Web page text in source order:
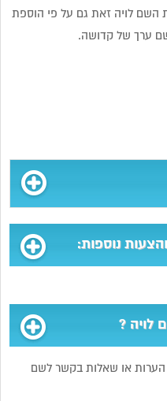
השם לויה זאת גם על פי הוספת
ערך של קדושה.
נוספות:
לויה ?
או שאלות בקשר לשם